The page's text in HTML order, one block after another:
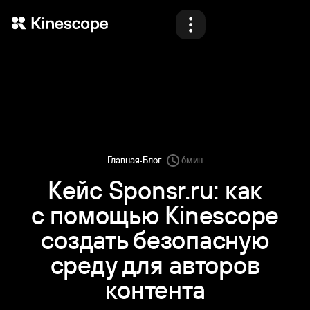
Тарифы
Демо
Войти Начать
Назад
Назад
Назад
Назад
Главная·Блог 6мин
Кейс Sponsr.ru: как
с помощью Kinescope
создать безопасную
среду для авторов
контента